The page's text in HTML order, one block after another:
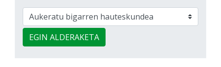
EGIN ALDERAKETA